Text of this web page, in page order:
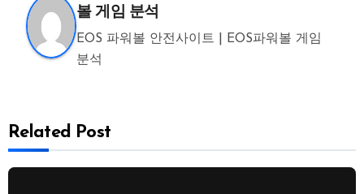
볼 게임 분석
EOS 파워볼 안전사이트 | EOS파워볼 게임
분석
Related Post